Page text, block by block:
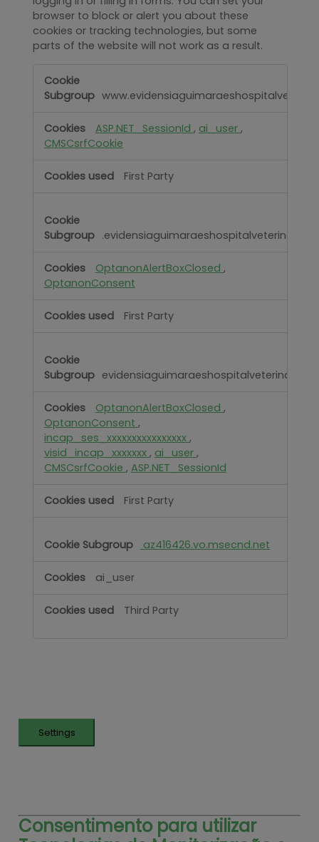
browser to block or alert you about these
cookies or tracking technologies, but some
parts of the website will not work as a result.
Strictly
Necessary
ASP.NET_SessionId , ai_user ,
CMSCsrfCookie
First Party
.evidensiaguimaraeshospitalveterinario.pt
OptanonAlertBoxClosed ,
OptanonConsent
First Party
evidensiaguimaraeshospitalveterinario.pt
OptanonAlertBoxClosed ,
OptanonConsent ,
incap_ses_xxxxxxxxxxxxxxxx ,
visid_incap_xxxxxxx , ai_user ,
CMSCsrfCookie , ASP.NET_SessionId
First Party
az416426.vo.msecnd.net
ai_user
Third Party
Settings
Consentimento para utilizar